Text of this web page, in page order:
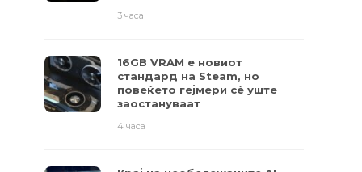
3 часа
16GB VRAM е новиот
стандард на Steam, но
повеќето гејмери ​​сè уште
заостануваат
4 часа